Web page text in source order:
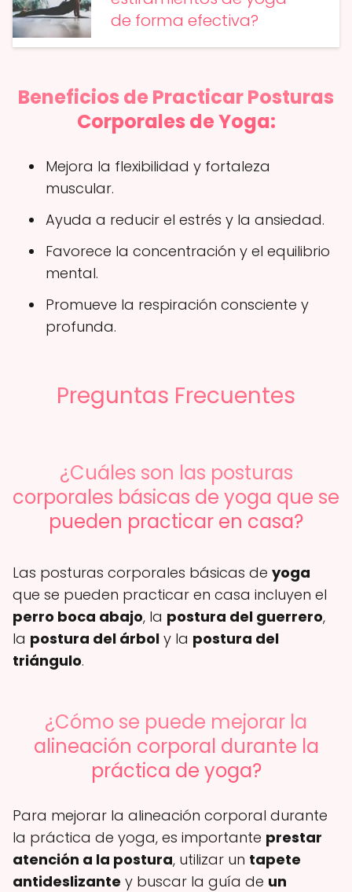
de forma efectiva?
Beneficios de Practicar Posturas
Corporales de Yoga:
Mejora la flexibilidad y fortaleza
muscular.
Ayuda a reducir el estrés y la ansiedad.
Favorece la concentración y el equilibrio
mental.
Promueve la respiración consciente y
profunda.
Preguntas Frecuentes
¿Cuáles son las posturas
corporales básicas de yoga que se
pueden practicar en casa?
Las posturas corporales básicas de yoga
que se pueden practicar en casa incluyen el
perro boca abajo, la postura del guerrero,
la postura del árbol y la postura del
triángulo.
¿Cómo se puede mejorar la
alineación corporal durante la
práctica de yoga?
Para mejorar la alineación corporal durante
la práctica de yoga, es importante prestar
atención a la postura, utilizar un tapete
antideslizante y buscar la guía de un